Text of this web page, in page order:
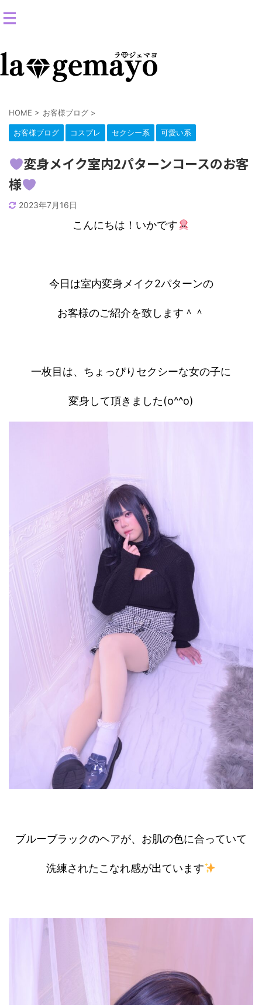
HOME > お客様ブログ >
お客様ブログ コスプレ セクシー系 可愛い系
変身メイク室内2パターンコースのお客
様
2023年7月16日
こんにちは！いかです
今日は室内変身メイク2パターンの
お客様のご紹介を致します＾＾
一枚目は、ちょっぴりセクシーな女の子に
変身して頂きました(o^^o)
ブルーブラックのヘアが、お肌の色に合っていて
洗練されたこなれ感が出ています